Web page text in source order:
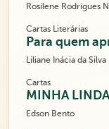
Rosilene Rodrigues
Cartas Literárias
Para quem
Liliane Inácia da Silva
Cartas
MINHA
Edson Bento